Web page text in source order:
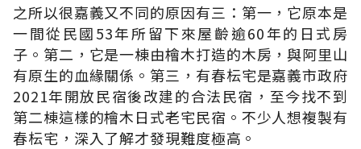
之所以很嘉義又不同的原因有三：第一，它原本是
一間從民國53年所留下來屋齡逾60年的日式房
子。第二，它是一棟由檜木打造的木房，與阿里山
有原生的血緣關係。第三，有春枟宅是嘉義市政府
2021年開放民宿後改建的合法民宿，至今找不到
第二棟這樣的檜木日式老宅民宿。不少人想複製有
春枟宅，深入了解才發現難度極高。